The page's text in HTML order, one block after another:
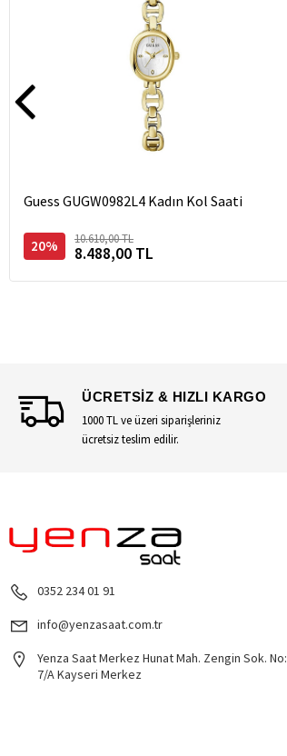
Guess GUGW0982L4 Kadın Kol Saati
20% 10.610,00 TL
8.488,00 TL
ÜCRETSİZ & HIZLI KARGO
1000 TL ve üzeri siparişleriniz
ücretsiz teslim edilir.
0352 234 01 91
info@yenzasaat.com.tr
Yenza Saat Merkez Hunat Mah. Zengin Sok. No:
7/A Kayseri Merkez